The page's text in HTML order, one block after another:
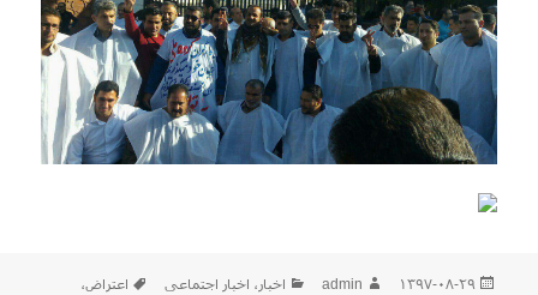
ارسال
۱۳۹۷-۰۸-۲۹ نویسنده
admin دسته‌ها
اخبار ، اخبار اجتماعی برچسب‌ها
اعتراض،